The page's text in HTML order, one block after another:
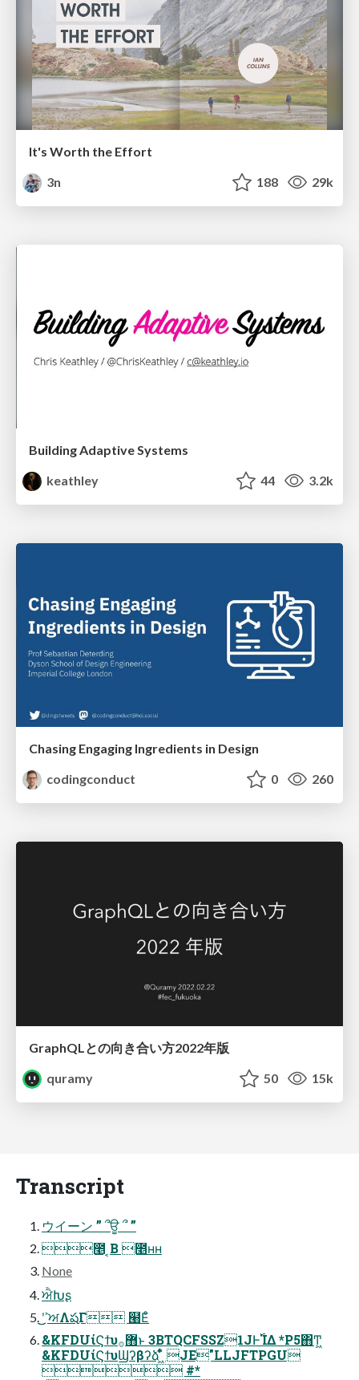
It's Worth the Effort
3n
188 29k
Building Adaptive Systems
keathley
44 3.2k
Chasing Engaging Ingredients in Design
codingconduct
0 260
GraphQLとの向き合い方2022年版
quramy
50 15k
Transcript
ウイーン ” ՞ਊ ՞ ”
೥ ͔Β ೥ʜʜ
None
ਐԽʂ
͜͜ʹ ࣸਅΛషΓ ๨Εͦ͏
&KFDUίϚϯυ޻࡞ͱ 3BTQCFSSZ1JͰ࢝ΊΔ *P5΋Ͳ͖
&KFDUίϚϯυϢʔβʔձ ͖͋ͬ͌ JE"LLJFTPGU
 #*